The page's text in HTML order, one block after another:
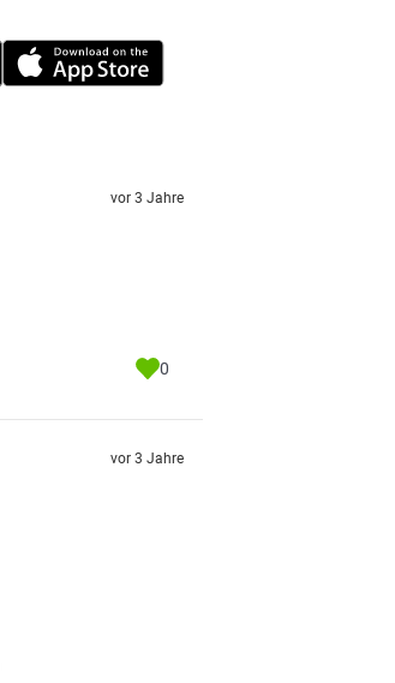
vor 3 Jahre
0
vor 3 Jahre